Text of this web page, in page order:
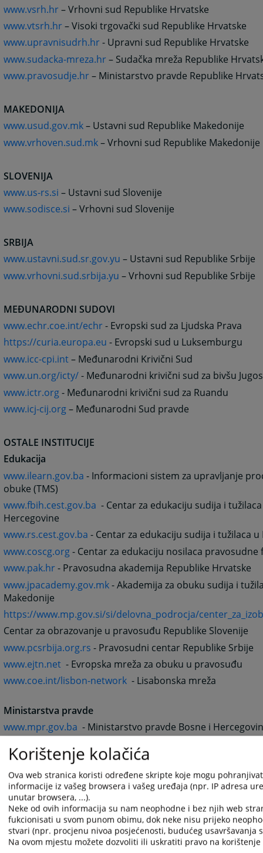
www.vsrh.hr– Vrhovni sud Republike Hrvatske
www.vtsrh.hr– Visoki trgovački sud Republike Hrvatske
www.upravnisudrh.hr- Upravni sud Republike Hrvatske
www.sudacka-mreza.hr– Sudačka mreža Republike
www.pravosudje.hr– Ministarstvo pravde Republike
MAKEDONIJA
www.usud.gov.mk– Ustavni sud Republike Makedonije
www.vrhoven.sud.mk– Vrhovni sud Republike Makedonije
SLOVENIJA
www.us-rs.si – Ustavni sud Slovenije
www.sodisce.si – Vrhovni sud Slovenije
SRBIJA
www.ustavni.sud.sr.gov.yu – Ustavni sud Republike Srbije
www.vrhovni.sud.srbija.yu – Vrhovni sud Republike Srbije
MEĐUNARODNI SUDOVI
www.echr.coe.int/echr- Evropski sud za Ljudska Prava
https://curia.europa.eu - Evropski sud u Luksemburgu
www.icc-cpi.int– Međunarodni Krivični Sud
www.un.org/icty/- Međunarodni krivični sud za bivšu
www.ictr.org- Međunarodni krivični sud za Ruandu
www.icj-cij.org– Međunarodni Sud pravde
OSTALE INSTITUCIJE
Edukacija
www.ilearn.gov.ba - Informacioni sistem za upravljanje
obuke (TMS)
www.fbih.cest.gov.ba - Centar za edukaciju sudija i
Hercegovine
www.rs.cest.gov.ba - Centar za edukaciju sudija i tužilaca
www.coscg.org- Centar za edukaciju nosilaca pravosudne
www.pak.hr- Pravosudna akademija Republike Hrvatske
www.jpacademy.gov.mk- Akademija za obuku sudija i
Makedonije
https://www.mp.gov.si/si/delovna_podrocja/
Centar za obrazovanje u pravosuđu Republike Slovenije
www.pcsrbija.org.rs - Pravosudni centar Republike Srbije
www.ejtn.net - Evropska mreža za obuku u pravosuđu
www.coe.int/lisbon-network - Lisabonska mreža
Ministarstva pravde
www.mpr.gov.ba - Ministarstvo pravde Bosne i
www.pravosudje.hr/default.asp- Ministarstvo pravosuđa
www.pravda.gov.mk- Ministarstvo pravde Republike
www.mp.gov.si- Ministarstvo za pravosuđe Republike
www.mpravde.sr.gov.yu- Ministarstvo pravde Republike
Sudska i tužilačka vijeća
Korištenje kolačića
Ova web stranica koristi određene skripte koje mogu
informacije iz vašeg browsera i vašeg uređaja (npr. IP adresa
unutar browsera, ...).
Neke od ovih informacija su nam neophodne i bez njih web
fukcionisati u svom punom obimu, dok neke nisu prijeko
stvari (npr. procjenu nivoa posjećenosti, budućeg usavršavanja
Na ovom mjestu možete dozvoliti ili uskratiti pravo na